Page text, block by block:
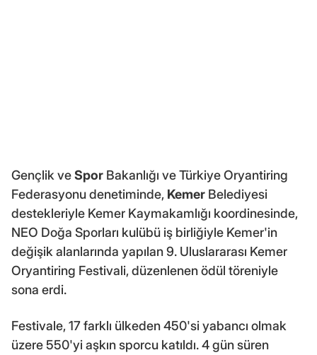
Gençlik veSpor Bakanlığı ve Türkiye Oryantiring
Federasyonu denetiminde, Kemer Belediyesi
destekleriyle Kemer Kaymakamlığı koordinesinde,
NEO Doğa Sporları kulübü iş birliğiyle Kemer'in
değişik alanlarında yapılan 9. Uluslararası Kemer
Oryantiring Festivali, düzenlenen ödül töreniyle
sona erdi.
Festivale, 17 farklı ülkeden 450'si yabancı olmak
üzere 550'yi aşkın sporcu katıldı. 4 gün süren